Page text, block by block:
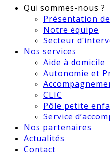
Qui sommes-nous ?
Présentation de
Notre équipe
Secteur
Nos services
Aide à domicile
Autonomie et
CLIC
Pôle petite
Service
Nos partenaires
Actualités
Contact